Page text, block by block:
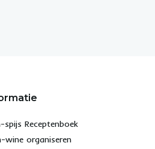
spijs Receptenboek
wine organiseren